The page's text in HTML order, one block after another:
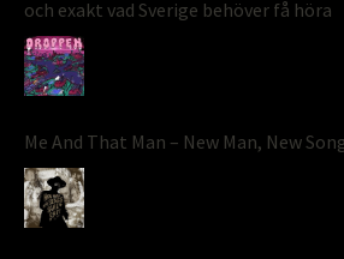
och exakt vad Sverige behöver få höra
Me And That Man – New Man, New